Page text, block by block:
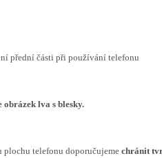
přední části při používání telefonu
obrázek lva s blesky.
plochu telefonu doporučujeme chránit